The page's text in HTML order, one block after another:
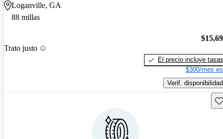
Loganville, GA
88 millas
Trato justo
El precio incluye tasas
$300/mes
Verif. disponibilidad